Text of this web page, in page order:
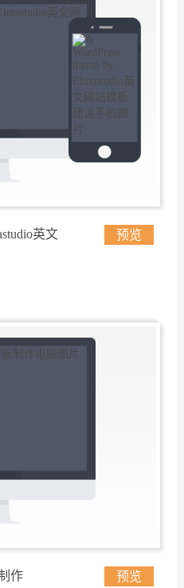
英文
预览
作
预览